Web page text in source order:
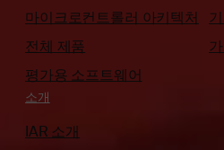
마이크로컨트롤러 아키텍처
전체 제품
평가용 소프트웨어
소개
IAR 소개